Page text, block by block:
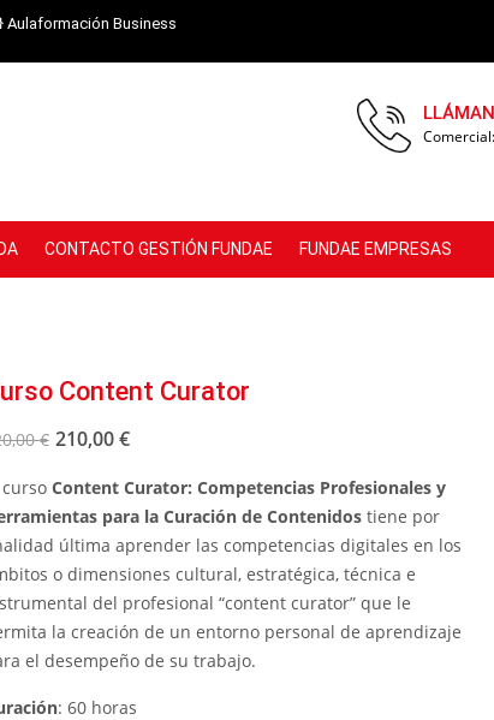
Aulaformación Business
CONTACTO GESTIÓN FUNDAE FUNDAE EMPRESAS
Content Curator
€ 210,00€
curso Content Curator: Competencias Profesionales y
para la Curación de Contenidostiene por
última aprender las competencias digitales en los
o dimensiones cultural, estratégica, técnica e
del profesional “content curator” que le
la creación de un entorno personal de aprendizaje
el desempeño de su trabajo.
: 60 horas